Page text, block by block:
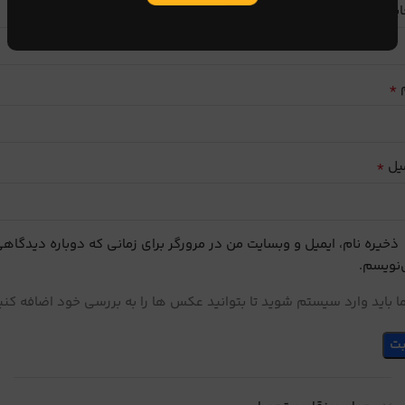
*
*
ذخیره نام، ایمیل و وبسایت من در مرورگر برای زمانی که دوباره
باید وارد سیستم شوید تا بتوانید عکس ها را به بررسی خود اضافه